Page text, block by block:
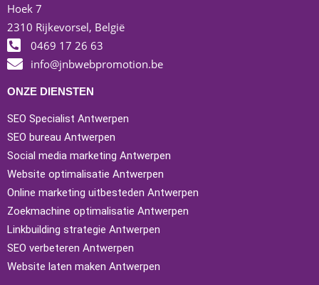
Hoek 7
2310 Rijkevorsel, België
0469 17 26 63
info@jnbwebpromotion.be
ONZE DIENSTEN
SEO Specialist Antwerpen
SEO bureau Antwerpen
Social media marketing Antwerpen
Website optimalisatie Antwerpen
Online marketing uitbesteden Antwerpen
Zoekmachine optimalisatie Antwerpen
Linkbuilding strategie Antwerpen
SEO verbeteren Antwerpen
Website laten maken Antwerpen